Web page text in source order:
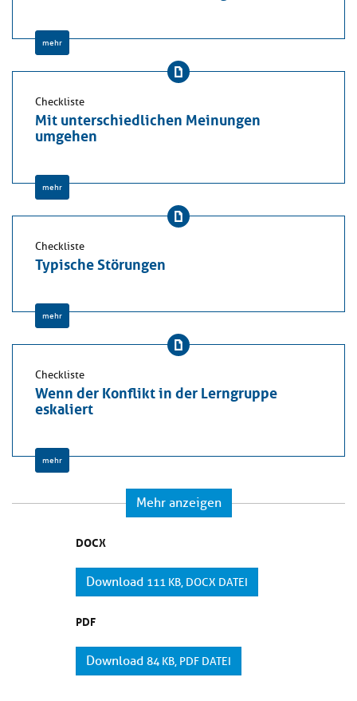
mehr
Checkliste
Mit unterschiedlichen Meinungen
umgehen
mehr
Checkliste
Typische Störungen
mehr
Checkliste
Wenn der Konflikt in der Lerngruppe
eskaliert
mehr
Mehr anzeigen
DOCX
Download 111 KB, DOCX DATEI
PDF
Download 84 KB, PDF DATEI